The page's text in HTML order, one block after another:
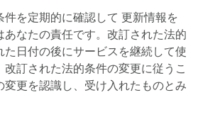
件を定期的に確認して 更新情報を
あなたの責任です。改訂された法的
た日付の後にサービスを継続して使
改訂された法的条件の変更に従うこ
変更を認識し、受け入れたものとみ